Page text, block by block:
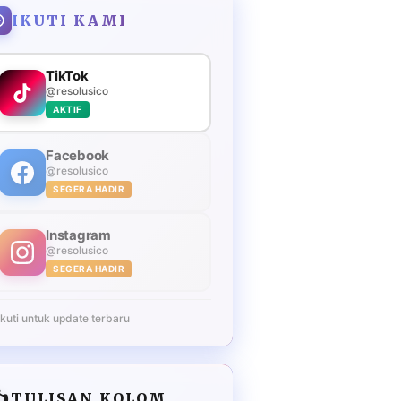
IKUTI KAMI
TikTok
@resolusico
AKTIF
Facebook
@resolusico
SEGERA HADIR
Instagram
@resolusico
SEGERA HADIR
untuk update terbaru